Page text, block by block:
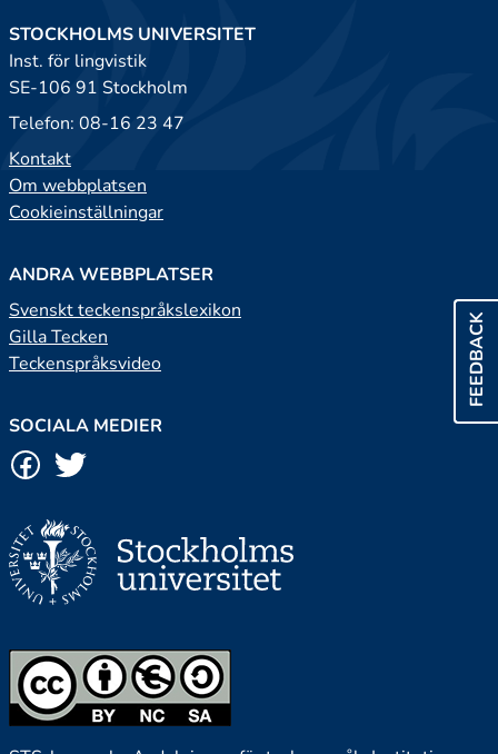
FEEDBACK
STOCKHOLMS UNIVERSITET
Inst. för lingvistik
SE-106 91 Stockholm
Telefon: 08-16 23 47
Kontakt
Om webbplatsen
Cookieinställningar
ANDRA WEBBPLATSER
Svenskt teckenspråkslexikon
Gilla Tecken
Teckenspråksvideo
SOCIALA MEDIER